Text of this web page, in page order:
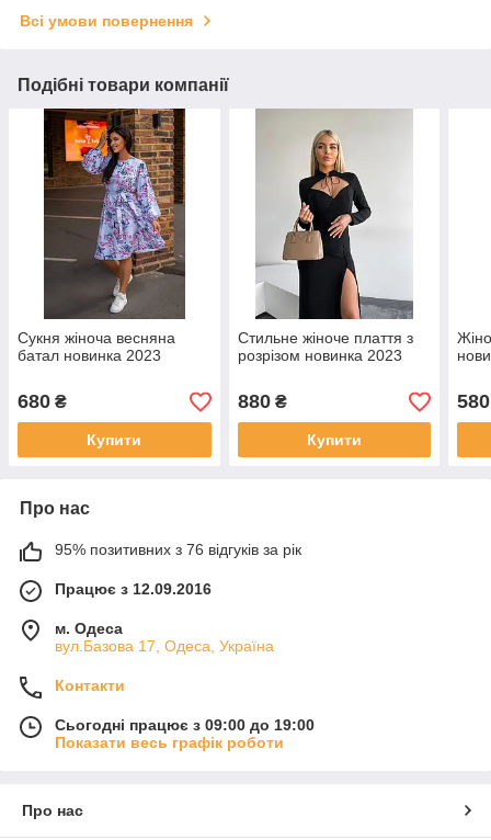
Всі умови повернення
Подібні товари компанії
Сукня жіноча весняна
батал новинка 2023
680 ₴
Купити
Стильне жіноче плаття з
розрізом новинка 2023
880₴
Купити
580
Про нас
95% позитивних з 76 відгуків за рік
Працює з 12.09.2016
м. Одеса
вул.Базова 17, Одеса, Україна
Контакти
Сьогодні працює з 09:00 до 19:00
Показати весь графік роботи
Про нас